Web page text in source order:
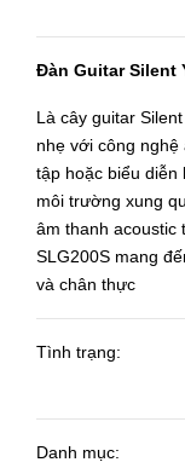
Đàn Guitar Silent
Là cây guitar
nhẹ với công nghệ
tập hoặc biểu diễn
môi trường xung
âm thanh acoustic
SLG200S mang
và chân thực
Tình trạng:
Danh mục: